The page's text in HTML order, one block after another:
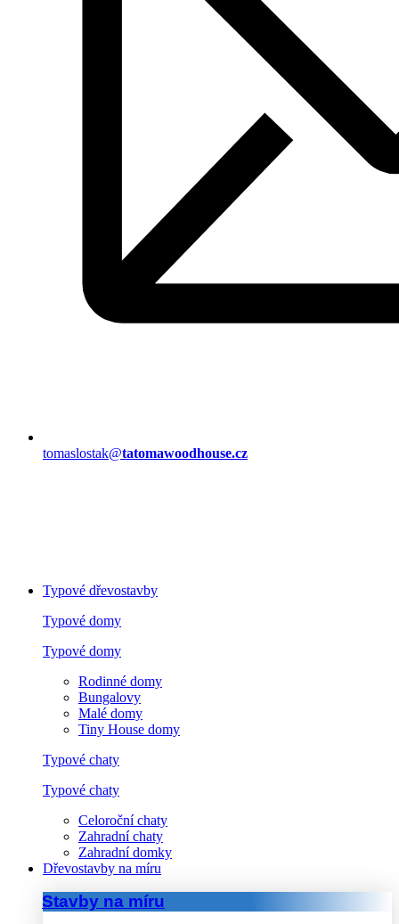
tomaslostak@tatomawoodhouse.cz
Typové dřevostavby
Typové domy
Typové domy
Rodinné domy
Bungalovy
Malé domy
Tiny House domy
Typové chaty
Typové chaty
Celoroční chaty
Zahradní chaty
Zahradní domky
Dřevostavby na míru
Stavby na míru